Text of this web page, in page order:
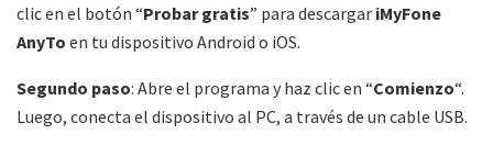
clic en el botón “Probar gratis” para descargar iMyFone
AnyTo en tu dispositivo Android o iOS.
Segundo paso: Abre el programa y haz clic en “Comienzo“.
Luego, conecta el dispositivo al PC, a través de un cable USB.